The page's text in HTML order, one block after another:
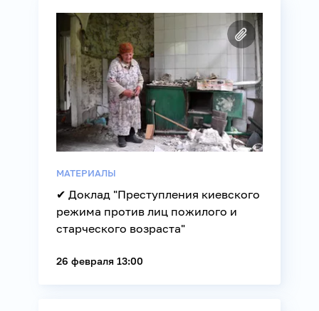
МАТЕРИАЛЫ
✔ Доклад "Преступления киевского
режима против лиц пожилого и
старческого возраста"
26 февраля 13:00